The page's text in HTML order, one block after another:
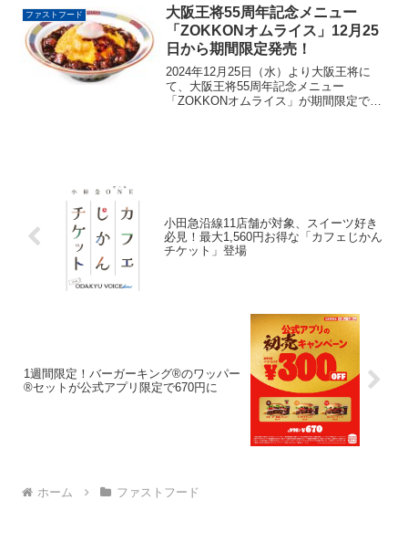
の卵でとじた、心も体も温まる一品で
す。旨みたっぷり...
ファストフード
大阪王将55周年記念メニュー
「ZOKKONオムライス」12月25
日から期間限定発売！
2024年12月25日（水）より大阪王将に
て、大阪王将55周年記念メニュー
「ZOKKONオムライス」が期間限定で販
小田急沿線11店舗が対象、スイーツ好き
必見！最大1,560円お得な「カフェじかん
チケット」登場
1週間限定！バーガーキング®のワッパー
®セットが公式アプリ限定で670円に
ホーム ファストフード